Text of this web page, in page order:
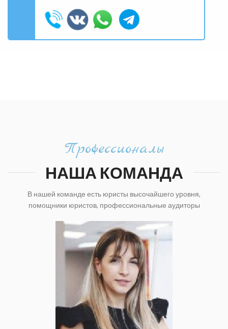
Профессионалы
НАША КОМАНДА
В нашей команде есть юристы высочайшего уровня,
помощники юристов, профессиональные аудиторы